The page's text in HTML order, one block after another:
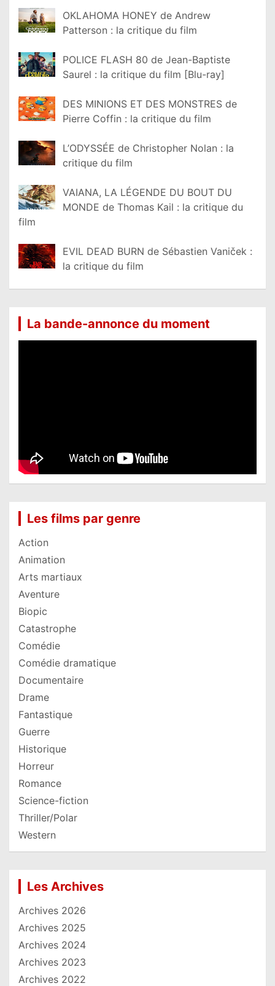
OKLAHOMA HONEY de Andrew
Patterson : la critique du film
POLICE FLASH 80 de Jean-Baptiste
Saurel : la critique du film [Blu-ray]
DES MINIONS ET DES MONSTRES de
Pierre Coffin : la critique du film
L’ODYSSÉE de Christopher Nolan : la
critique du film
VAIANA, LA LÉGENDE DU BOUT DU
MONDE de Thomas Kail : la critique du
film
EVIL DEAD BURN de Sébastien Vaniček :
la critique du film
La bande-annonce du moment
Les films par genre
Action
Animation
Arts martiaux
Aventure
Biopic
Catastrophe
Comédie
Comédie dramatique
Documentaire
Drame
Fantastique
Guerre
Historique
Horreur
Romance
Science-fiction
Thriller/Polar
Western
Les Archives
Archives 2026
Archives 2025
Archives 2024
Archives 2023
Archives 2022